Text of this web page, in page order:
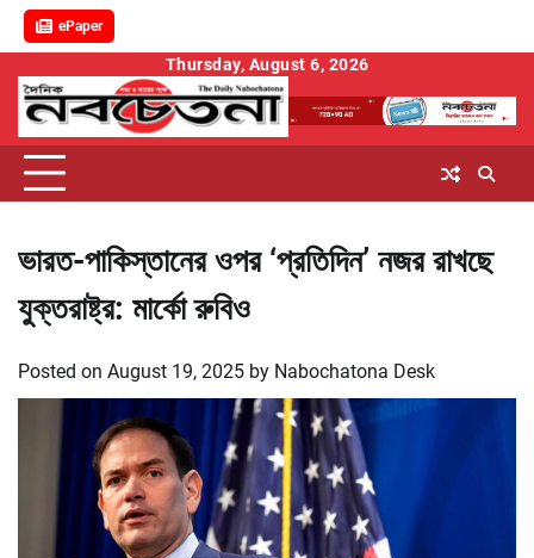
ePaper
content
Thursday, August 6, 2026
ভারত-পাকিস্তানের ওপর ‘প্রতিদিন’ নজর রাখছে
যুক্তরাষ্ট্র: মার্কো রুবিও
Posted on August 19, 2025 by Nabochatona Desk